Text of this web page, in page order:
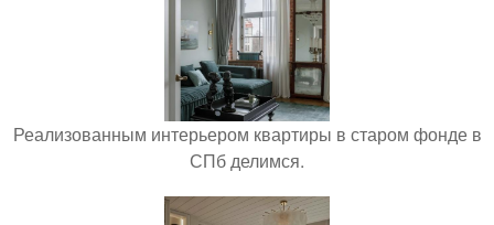
Реализованным интерьером квартиры в старом фонде в
СПб делимся.